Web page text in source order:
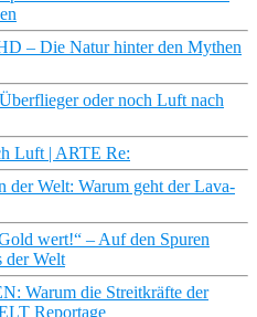
– Die Natur hinter den Mythen
oder noch Luft nach
Luft | ARTE Re:
der Welt: Warum geht der Lava-
wert!“ – Auf den Spuren
der Welt
Warum die Streitkräfte der
Reportage